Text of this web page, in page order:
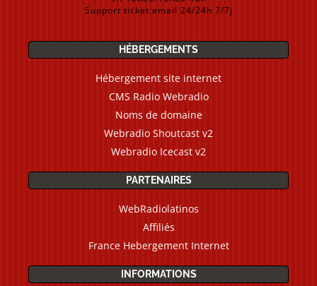
Support ticket email 24/24h 7/7j
HÉBERGEMENTS
Hébergement site internet
CMS Radio Webradio
Noms de domaine
Webradio Shoutcast v2
Webradio Icecast v2
PARTENAIRES
WebRadiolatinos
Affiliés
France Hebergement Internet
INFORMATIONS